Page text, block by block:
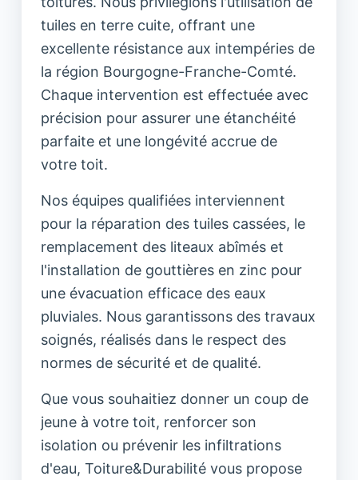
tuiles en terre cuite, offrant une
excellente résistance aux intempéries de
la région Bourgogne-Franche-Comté.
Chaque intervention est effectuée avec
précision pour assurer une étanchéité
parfaite et une longévité accrue de
votre toit.
Nos équipes qualifiées interviennent
pour la réparation des tuiles cassées, le
remplacement des liteaux abîmés et
l'installation de gouttières en zinc pour
une évacuation efficace des eaux
pluviales. Nous garantissons des travaux
soignés, réalisés dans le respect des
normes de sécurité et de qualité.
Que vous souhaitiez donner un coup de
jeune à votre toit, renforcer son
isolation ou prévenir les infiltrations
d'eau, Toiture&Durabilité vous propose